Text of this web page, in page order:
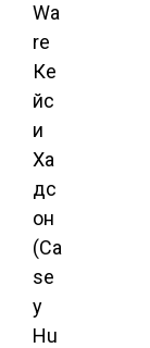
Wa
re
Ке
йс
и
Ха
дс
он
(Ca
se
y
Hu